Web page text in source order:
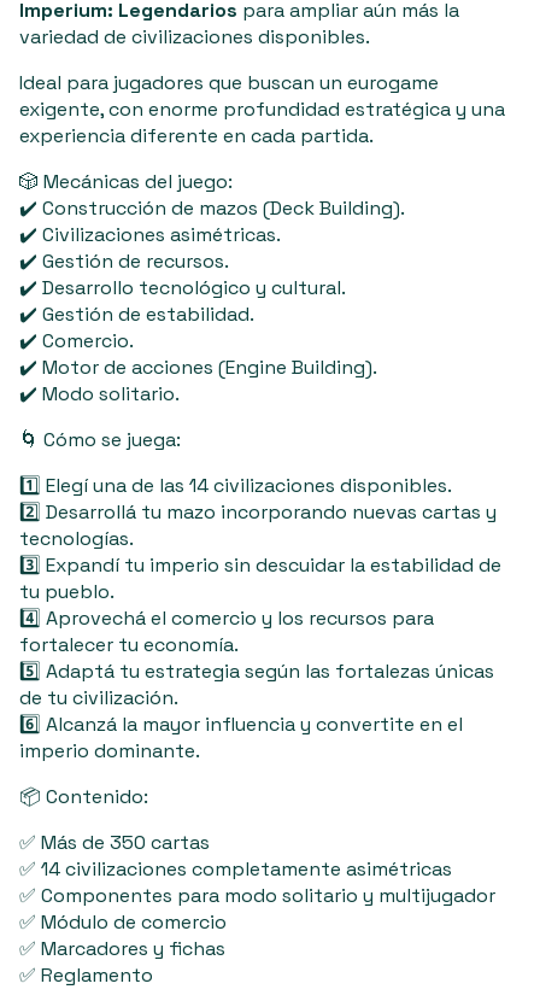
Imperium: Legendarios para ampliar aún más la
variedad de civilizaciones disponibles.
Ideal para jugadores que buscan un eurogame
exigente, con enorme profundidad estratégica y una
experiencia diferente en cada partida.
🎲 Mecánicas del juego:
✔️ Construcción de mazos (Deck Building).
✔️ Civilizaciones asimétricas.
✔️ Gestión de recursos.
✔️ Desarrollo tecnológico y cultural.
✔️ Gestión de estabilidad.
✔️ Comercio.
✔️ Motor de acciones (Engine Building).
✔️ Modo solitario.
🌀 Cómo se juega:
1️⃣ Elegí una de las 14 civilizaciones disponibles.
2️⃣ Desarrollá tu mazo incorporando nuevas cartas y
tecnologías.
3️⃣ Expandí tu imperio sin descuidar la estabilidad de
tu pueblo.
4️⃣ Aprovechá el comercio y los recursos para
fortalecer tu economía.
5️⃣ Adaptá tu estrategia según las fortalezas únicas
de tu civilización.
6️⃣ Alcanzá la mayor influencia y convertite en el
imperio dominante.
📦 Contenido:
✅ Más de 350 cartas
✅ 14 civilizaciones completamente asimétricas
✅ Componentes para modo solitario y multijugador
✅ Módulo de comercio
✅ Marcadores y fichas
✅ Reglamento